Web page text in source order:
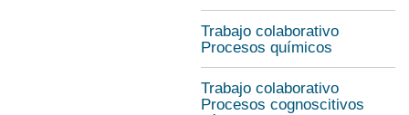
Trabajo colaborativo
Procesos químicos
Trabajo colaborativo
Procesos cognoscitivos